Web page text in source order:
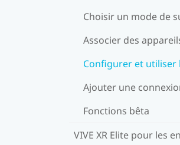
Choisir un mode de
Associer des
Configurer et utiliser
Ajouter une
Fonctions bêta
VIVE XR Elite pour les